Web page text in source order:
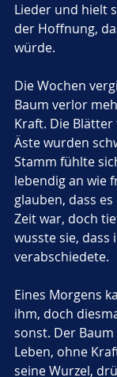
Lieder und hielt
der Hoffnung,
würde.
Die Wochen
Baum verlor
Kraft. Die
Äste wurden
Stamm fühlte
lebendig an wie
glauben, dass
Zeit war, doch
wusste sie, dass
verabschiedete.
Eines Morgens
ihm, doch
sonst. Der
Leben, ohne
seine Wurzel,